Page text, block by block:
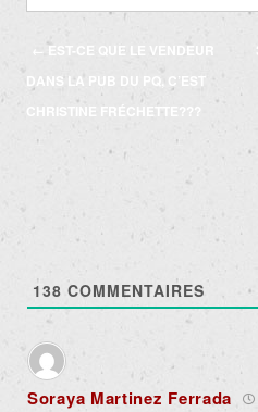
Navigation
des
articles
← EST-CE QUE LE VENDEUR
DANS LA PUB DU PQ, C’EST
CHRISTINE FRÉCHETTE???
138 COMMENTAIRES
Soraya Martinez Ferrada